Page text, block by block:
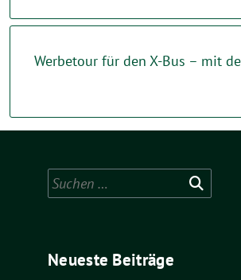
Werbetour für den X-Bus – mit
Suchen
nach:
Neueste Beiträge